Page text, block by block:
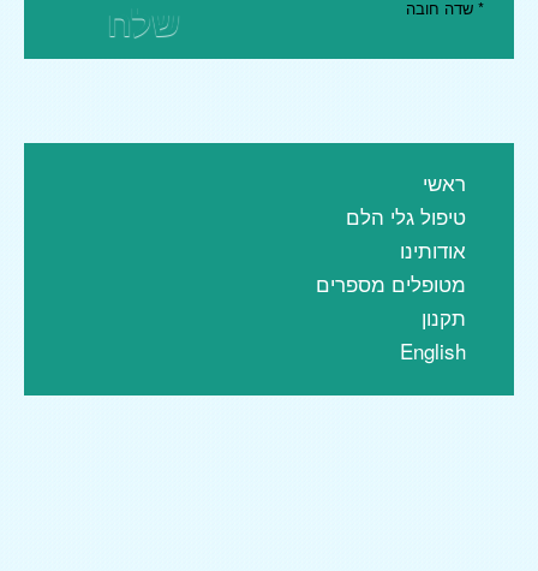
שלח * שדה חובה
ראשי
טיפול גלי הלם
אודותינו
מטופלים מספרים
תקנון
English